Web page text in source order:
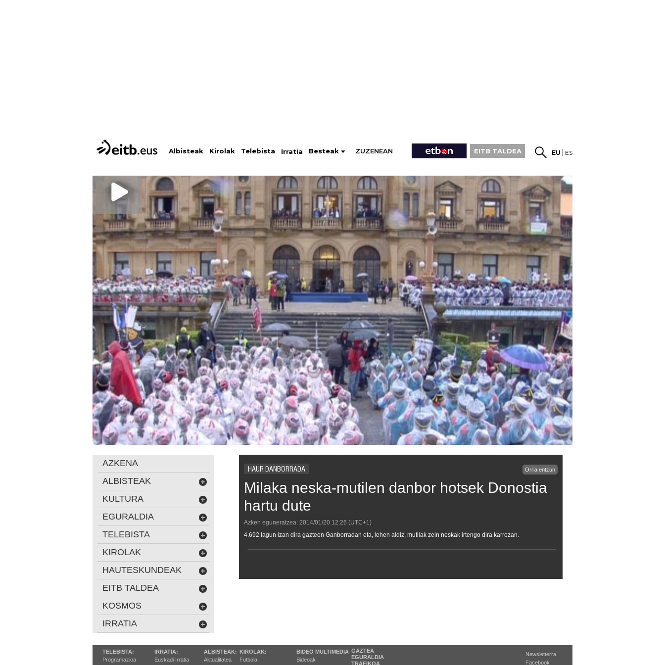
Albisteak Kirolak Telebista Irratia Besteak ZUZENEAN EITB TALDEA EU ES
HAUR DANBORRADA Orria entzun
Milaka neska-mutilen danbor hotsek Donostia
hartu dute
Azken eguneratzea: 2014/01/20 12:26 (UTC+1)
4.692 lagun izan dira gazteen Ganborradan eta, lehen aldiz, mutilak zein neskak irtengo dira karrozan.
AZKENA
ALBISTEAK
KULTURA
EGURALDIA
TELEBISTA
KIROLAK
HAUTESKUNDEAK
EITB TALDEA
KOSMOS
IRRATIA
TELEBISTA:
Programazioa
IRRATIA:
Euskadi Irratia
ALBISTEAK:
Aktualitatea
KIROLAK:
Futbola
BIDEO MULTIMEDIA
Bideoak
GAZTEA
EGURALDIA
TRAFIKOA
Newsletterra
Facebook